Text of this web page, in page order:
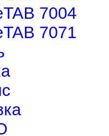
7004
7071